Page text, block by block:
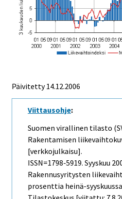
Päivitetty14.12.2006
Viittausohje:
Suomen virallinen tilasto
Rakentamisen
[verkkojulkaisu].
ISSN=1798-5919. Syyskuu
Rakennusyritysten
prosenttia heinä-